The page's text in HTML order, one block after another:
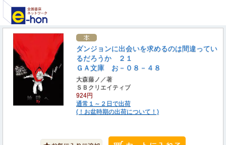
ダンジョンに出会いを求めるのは間違ってい
るだろうか ２１
ＧＡ文庫 お－０８－４８
大森藤ノ／著
ＳＢクリエイティブ
924円
通常１～２日で出荷
(！お盆時期の出荷について！)